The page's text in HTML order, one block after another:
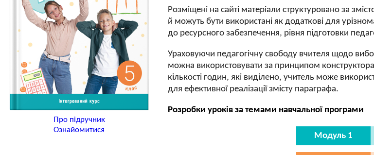
Про підручник
Ознайомитися
Розміщені на сайті матеріали структуровано за
й можуть бути використані як додаткові для
до ресурсного забезпечення, рівня підготовки
Ураховуючи педагогічну свободу вчителя щодо
можна використовувати за принципом
кількості годин, які виділено, учитель може
для ефективної реалізації змісту параграфа.
Розробки уроків за темами навчальної програми
Модуль 1